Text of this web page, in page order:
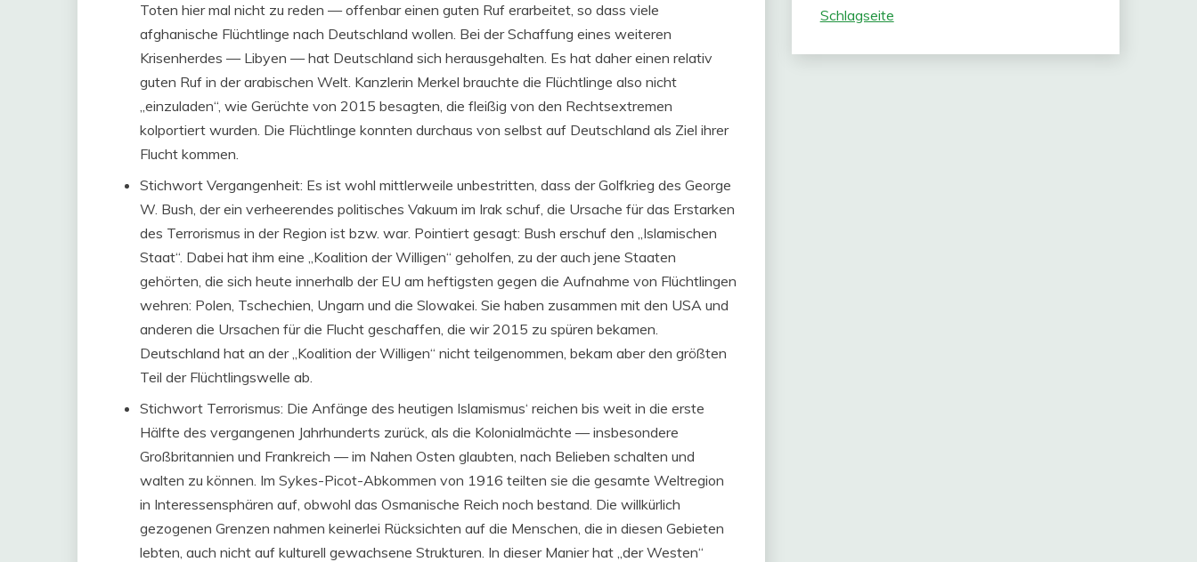
Toten hier mal nicht zu reden — offenbar einen guten Ruf erarbeitet, so dass viele
afghanische Flüchtlinge nach Deutschland wollen. Bei der Schaffung eines weiteren
Krisenherdes — Libyen — hat Deutschland sich herausgehalten. Es hat daher einen relativ
guten Ruf in der arabischen Welt. Kanzlerin Merkel brauchte die Flüchtlinge also nicht
„einzuladen“, wie Gerüchte von 2015 besagten, die fleißig von den Rechtsextremen
kolportiert wurden. Die Flüchtlinge konnten durchaus von selbst auf Deutschland als Ziel ihrer
Flucht kommen.
Stichwort Vergangenheit: Es ist wohl mittlerweile unbestritten, dass der Golfkrieg des George
W. Bush, der ein verheerendes politisches Vakuum im Irak schuf, die Ursache für das Erstarken
des Terrorismus in der Region ist bzw. war. Pointiert gesagt: Bush erschuf den „Islamischen
Staat“. Dabei hat ihm eine „Koalition der Willigen“ geholfen, zu der auch jene Staaten
gehörten, die sich heute innerhalb der EU am heftigsten gegen die Aufnahme von Flüchtlingen
wehren: Polen, Tschechien, Ungarn und die Slowakei. Sie haben zusammen mit den USA und
anderen die Ursachen für die Flucht geschaffen, die wir 2015 zu spüren bekamen.
Deutschland hat an der „Koalition der Willigen“ nicht teilgenommen, bekam aber den größten
Teil der Flüchtlingswelle ab.
Stichwort Terrorismus: Die Anfänge des heutigen Islamismus‘ reichen bis weit in die erste
Hälfte des vergangenen Jahrhunderts zurück, als die Kolonialmächte — insbesondere
Großbritannien und Frankreich — im Nahen Osten glaubten, nach Belieben schalten und
walten zu können. Im Sykes-Picot-Abkommen von 1916 teilten sie die gesamte Weltregion
in Interessensphären auf, obwohl das Osmanische Reich noch bestand. Die willkürlich
gezogenen Grenzen nahmen keinerlei Rücksichten auf die Menschen, die in diesen Gebieten
lebten, auch nicht auf kulturell gewachsene Strukturen. In dieser Manier hat „der Westen“
Schlagseite